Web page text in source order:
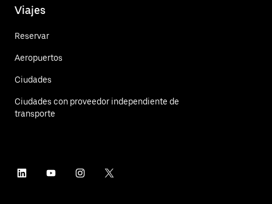
Viajes
Reservar
Aeropuertos
Ciudades
Ciudades con proveedor independiente de
transporte